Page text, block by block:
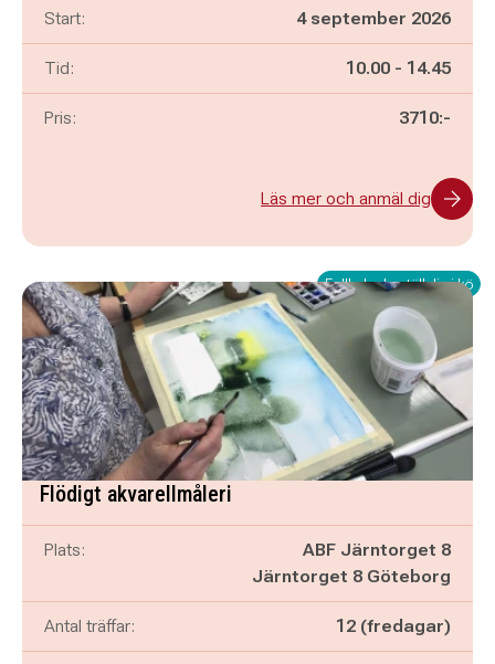
Start: 4 september 2026
Tid: Pågår mellan
10.00 - och
14.45
Pris: 3710:-
Läs mer och anmäl dig
Fullbokad - ställ dig i kö
Flödigt akvarellmåleri
Plats:
ABF Järntorget 8
Järntorget 8 Göteborg
Antal träffar: 12 (fredagar)